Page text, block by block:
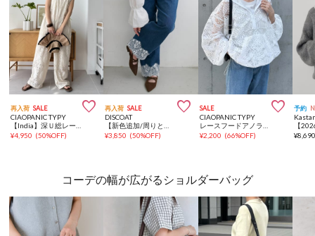
再入荷 SALE 
CIAOPANIC TYPY
¥4,950 (50%OFF)
再入荷 SALE 
DISCOAT
¥3,850 (50%OFF)
SALE 
CIAOPANIC TYPY
¥2,200 (66%OFF)
予約
¥
コーデの幅が広がるショルダーバッグ